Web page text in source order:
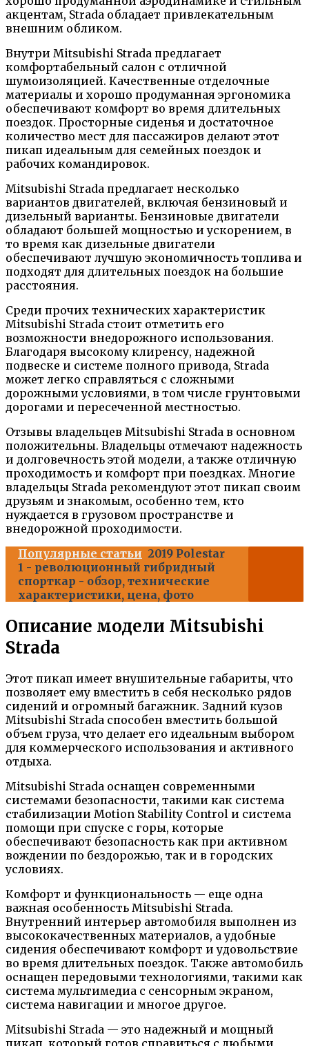
акцентам, Strada обладает привлекательным
внешним обликом.
Внутри Mitsubishi Strada предлагает
комфортабельный салон с отличной
шумоизоляцией. Качественные отделочные
материалы и хорошо продуманная эргономика
обеспечивают комфорт во время длительных
поездок. Просторные сиденья и достаточное
количество мест для пассажиров делают этот
пикап идеальным для семейных поездок и
рабочих командировок.
Mitsubishi Strada предлагает несколько
вариантов двигателей, включая бензиновый и
дизельный варианты. Бензиновые двигатели
обладают большей мощностью и ускорением, в
то время как дизельные двигатели
обеспечивают лучшую экономичность топлива и
подходят для длительных поездок на большие
расстояния.
Среди прочих технических характеристик
Mitsubishi Strada стоит отметить его
возможности внедорожного использования.
Благодаря высокому клиренсу, надежной
подвеске и системе полного привода, Strada
может легко справляться с сложными
дорожными условиями, в том числе грунтовыми
дорогами и пересеченной местностью.
Отзывы владельцев Mitsubishi Strada в основном
положительны. Владельцы отмечают надежность
и долговечность этой модели, а также отличную
проходимость и комфорт при поездках. Многие
владельцы Strada рекомендуют этот пикап своим
друзьям и знакомым, особенно тем, кто
нуждается в грузовом пространстве и
внедорожной проходимости.
Популярные статьи 2019 Polestar
1 - революционный гибридный
спорткар - обзор, технические
характеристики, цена, фото
Описание модели Mitsubishi
Strada
Этот пикап имеет внушительные габариты, что
позволяет ему вместить в себя несколько рядов
сидений и огромный багажник. Задний кузов
Mitsubishi Strada способен вместить большой
объем груза, что делает его идеальным выбором
для коммерческого использования и активного
отдыха.
Mitsubishi Strada оснащен современными
системами безопасности, такими как система
стабилизации Motion Stability Control и система
помощи при спуске с горы, которые
обеспечивают безопасность как при активном
вождении по бездорожью, так и в городских
условиях.
Комфорт и функциональность — еще одна
важная особенность Mitsubishi Strada.
Внутренний интерьер автомобиля выполнен из
высококачественных материалов, а удобные
сидения обеспечивают комфорт и удовольствие
во время длительных поездок. Также автомобиль
оснащен передовыми технологиями, такими как
система мультимедиа с сенсорным экраном,
система навигации и многое другое.
Mitsubishi Strada — это надежный и мощный